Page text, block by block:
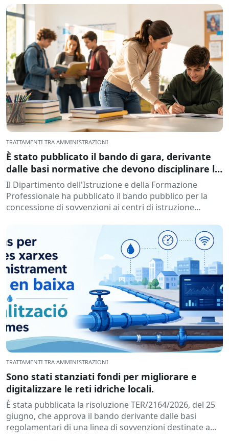
TRATTAMENTI TRA AMMINISTRAZIONI
È stato pubblicato il bando di gara, derivante
dalle basi normative che devono disciplinare la
concessione di sovvenzioni agli istituti di
istruzione, per lo sviluppo di programmi di
formazione e inserimento, durante l'anno
Il Dipartimento dell'Istruzione e della Formazione
Professionale ha pubblicato il bando pubblico per la
concessione di sovvenzioni ai centri di istruzione
TRATTAMENTI TRA AMMINISTRAZIONI
Sono stati stanziati fondi per migliorare e
digitalizzare le reti idriche locali.
È stata pubblicata la risoluzione TER/2164/2026, del 25
giugno, che approva il bando derivante dalle basi
regolamentari di una linea di sovvenzioni destinate a...